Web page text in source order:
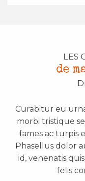
LES
de
Curabitur eu
morbi tristique
fames ac turpis
Phasellus dolor
id, venenatis
felis